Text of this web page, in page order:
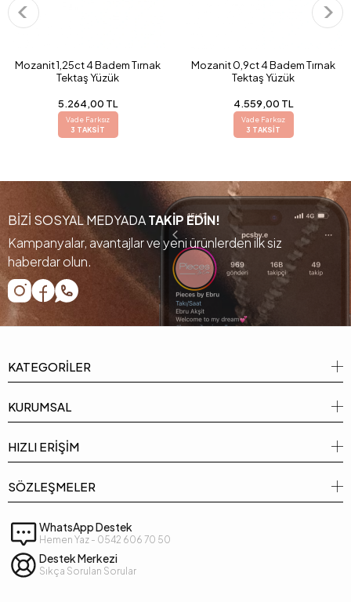
Mozanit 1,25ct 4 Badem Tırnak
Tektaş Yüzük
5.264,00 TL
Vade Farksız
3 TAKSİT
Mozanit 0,9ct 4 Badem Tırnak
Tektaş Yüzük
4.559,00 TL
Vade Farksız
3 TAKSİT
BİZİ SOSYAL MEDYADATAKİP EDİN!
Kampanyalar, avantajlar ve yeni ürünlerden ilk siz
haberdar olun.
KATEGORİLER
KURUMSAL
HIZLI ERİŞİM
SÖZLEŞMELER
WhatsApp Destek
Hemen Yaz - 0542 606 70 50
Destek Merkezi
Sıkça Sorulan Sorular